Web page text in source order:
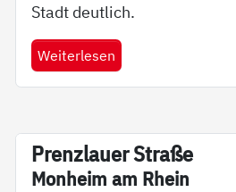
Stadt deutlich.
Weiterlesen
Pren­z­lau­er Stra­­ße
Mon­heim am Rhein